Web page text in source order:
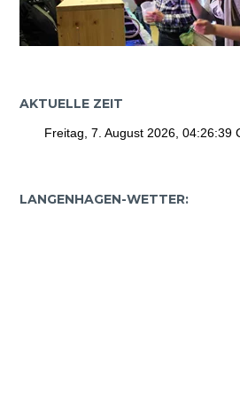
AKTUELLE ZEIT
LANGENHAGEN-WETTER: